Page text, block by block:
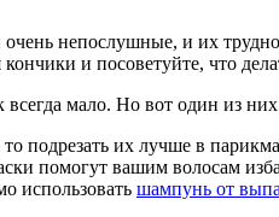
непослушные, и их
и посоветуйте, что
мало. Но вот один из
подрезать их лучше в
помогут вашим волосам
использовать шампунь от